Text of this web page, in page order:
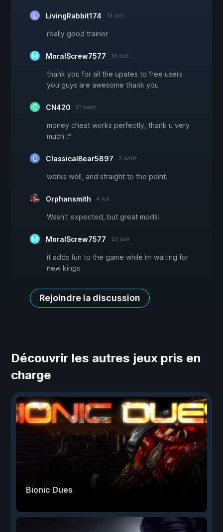
LivingRabbit174 13 oct.
really good trainer
MoralScrew7577 10 oct.
thank you for all the upates to free users
you guys are awesome thank you
CN420 21 sept.
money cheat works perfectly, thank u very
much :*
ClassicalBear5897 3 août
works well, and straight to the point.
Orphansmith 4 juil.
Wasn't expected, but great mods!
MoralScrew7577 23 juin
it adds fun to the game while im waiting for
new kings
Rejoindre la discussion
Découvrir les autres jeux pris en
charge
Bionic Dues